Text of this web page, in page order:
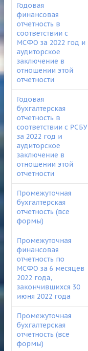
Годовая
финансовая
отчетность в
соответствии с
МСФО за 2022 год и
аудиторское
заключение в
отношении этой
отчетности
Годовая
бухгалтерская
отчетность в
соответствии с РСБУ
за 2022 год и
аудиторское
заключение в
отношении этой
отчетности
Промежуточная
бухгалтерская
отчетность (все
формы)
Промежуточная
финансовая
отчетность по
МСФО за 6 месяцев
2022 года,
закончившихся 30
июня 2022 года
Промежуточная
бухгалтерская
отчетность (все
формы)